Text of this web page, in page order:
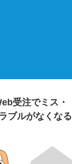
受注でミス・
ブルがなくなる